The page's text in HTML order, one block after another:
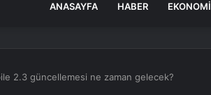
ANASAYFA HABER EKONOMI
2.3 güncellemesi ne zaman gelecek?